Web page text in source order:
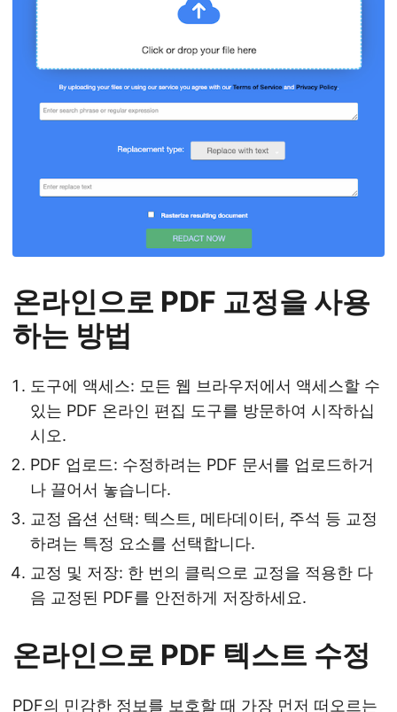
온라인으로 PDF 교정을 사용
하는 방법
도구에 액세스: 모든 웹 브라우저에서 액세스할 수
있는 PDF 온라인 편집 도구를 방문하여 시작하십
시오.
PDF 업로드: 수정하려는 PDF 문서를 업로드하거
나 끌어서 놓습니다.
교정 옵션 선택: 텍스트, 메타데이터, 주석 등 교정
하려는 특정 요소를 선택합니다.
교정 및 저장: 한 번의 클릭으로 교정을 적용한 다
음 교정된 PDF를 안전하게 저장하세요.
온라인으로 PDF 텍스트 수정
PDF의 민감한 정보를 보호할 때 가장 먼저 떠오르는